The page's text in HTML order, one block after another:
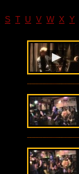
S T U V W X Y